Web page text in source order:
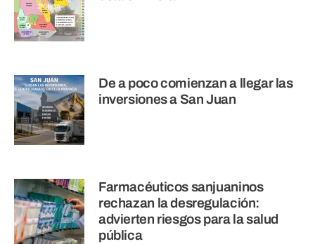
De a poco comienzan a llegar las
inversiones a San Juan
Farmacéuticos sanjuaninos
rechazan la desregulación:
advierten riesgos para la salud
pública